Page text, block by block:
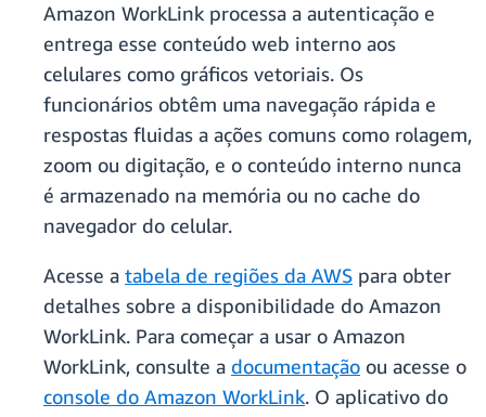
Amazon WorkLink processa a autenticação e
entrega esse conteúdo web interno aos
celulares como gráficos vetoriais. Os
funcionários obtêm uma navegação rápida e
respostas fluidas a ações comuns como rolagem,
zoom ou digitação, e o conteúdo interno nunca
é armazenado na memória ou no cache do
navegador do celular.
Acesse a tabela de regiões da AWS para obter
detalhes sobre a disponibilidade do Amazon
WorkLink. Para começar a usar o Amazon
WorkLink, consulte a documentação ou acesse o
console do Amazon WorkLink. O aplicativo do